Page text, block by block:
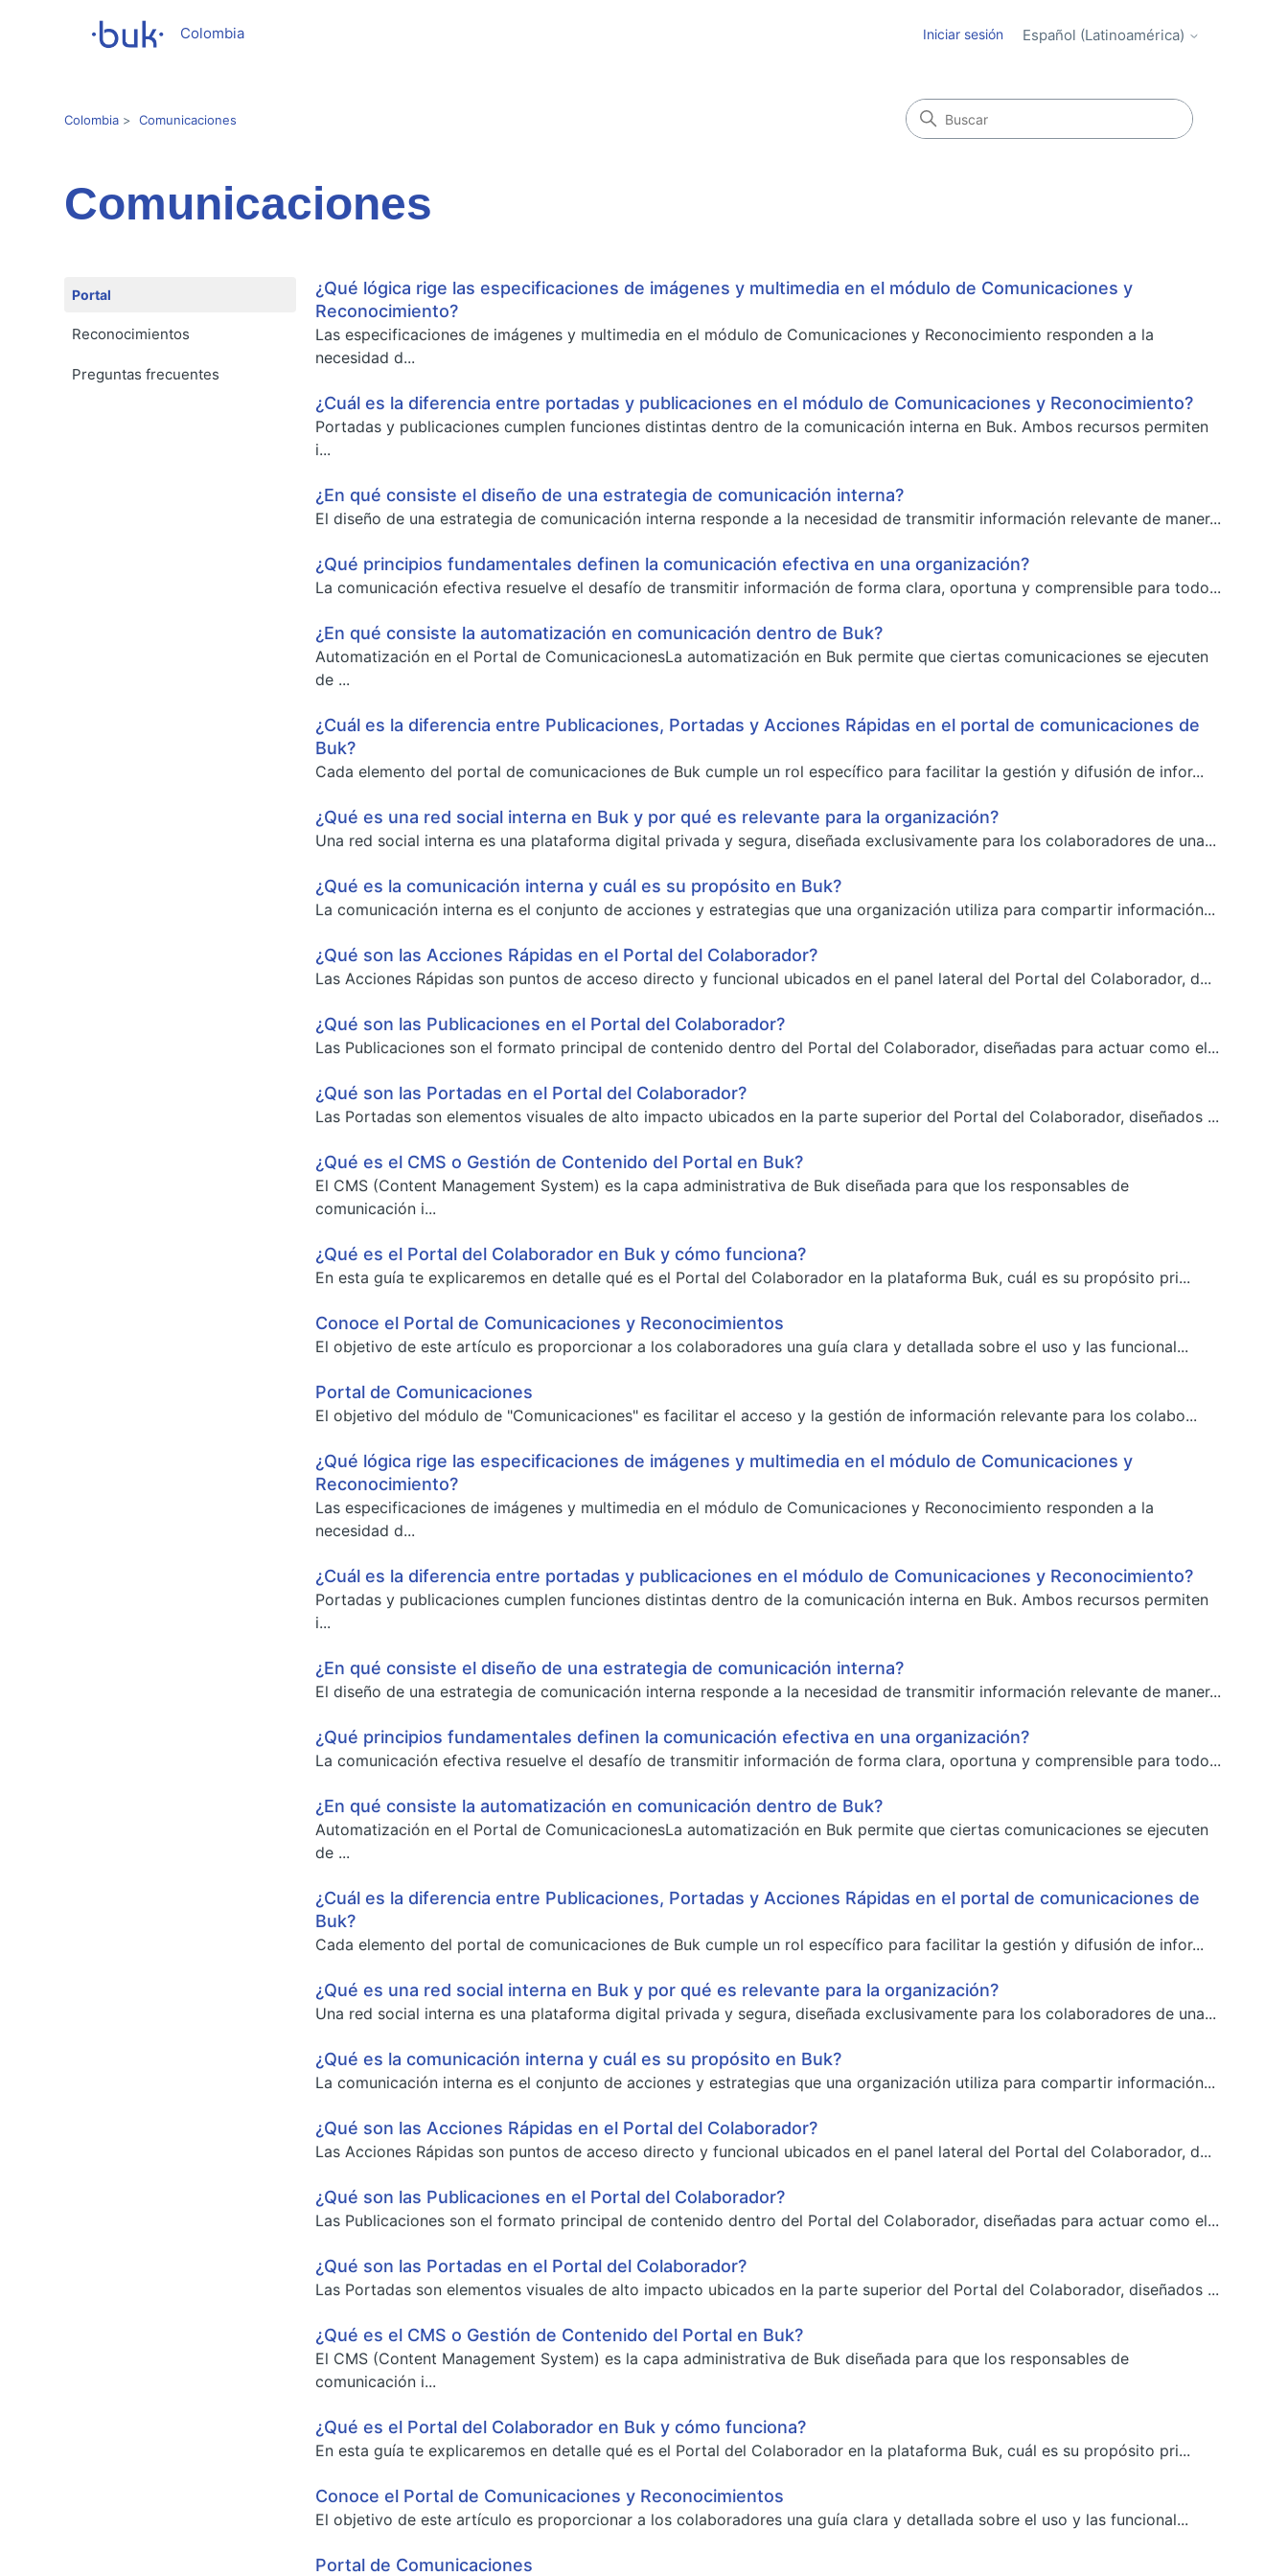
Colombia Iniciar sesión Español (Latinoamérica)
Colombia Comunicaciones
Comunicaciones
Portal
Reconocimientos
Preguntas frecuentes
¿Qué lógica rige las especificaciones de imágenes y multimedia en el módulo de Comunicaciones y
Reconocimiento?
Las especificaciones de imágenes y multimedia en el módulo de Comunicaciones y Reconocimiento responden a la
necesidad d...
¿Cuál es la diferencia entre portadas y publicaciones en el módulo de Comunicaciones y Reconocimiento?
Portadas y publicaciones cumplen funciones distintas dentro de la comunicación interna en Buk. Ambos recursos permiten
i...
¿En qué consiste el diseño de una estrategia de comunicación interna?
El diseño de una estrategia de comunicación interna responde a la necesidad de transmitir información relevante de maner...
¿Qué principios fundamentales definen la comunicación efectiva en una organización?
La comunicación efectiva resuelve el desafío de transmitir información de forma clara, oportuna y comprensible para todo...
¿En qué consiste la automatización en comunicación dentro de Buk?
Automatización en el Portal de ComunicacionesLa automatización en Buk permite que ciertas comunicaciones se ejecuten
de ...
¿Cuál es la diferencia entre Publicaciones, Portadas y Acciones Rápidas en el portal de comunicaciones de
Buk?
Cada elemento del portal de comunicaciones de Buk cumple un rol específico para facilitar la gestión y difusión de infor...
¿Qué es una red social interna en Buk y por qué es relevante para la organización?
Una red social interna es una plataforma digital privada y segura, diseñada exclusivamente para los colaboradores de una...
¿Qué es la comunicación interna y cuál es su propósito en Buk?
La comunicación interna es el conjunto de acciones y estrategias que una organización utiliza para compartir información...
¿Qué son las Acciones Rápidas en el Portal del Colaborador?
Las Acciones Rápidas son puntos de acceso directo y funcional ubicados en el panel lateral del Portal del Colaborador, d...
¿Qué son las Publicaciones en el Portal del Colaborador?
Las Publicaciones son el formato principal de contenido dentro del Portal del Colaborador, diseñadas para actuar como el...
¿Qué son las Portadas en el Portal del Colaborador?
Las Portadas son elementos visuales de alto impacto ubicados en la parte superior del Portal del Colaborador, diseñados ...
¿Qué es el CMS o Gestión de Contenido del Portal en Buk?
El CMS (Content Management System) es la capa administrativa de Buk diseñada para que los responsables de
comunicación i...
¿Qué es el Portal del Colaborador en Buk y cómo funciona?
En esta guía te explicaremos en detalle qué es el Portal del Colaborador en la plataforma Buk, cuál es su propósito pri...
Conoce el Portal de Comunicaciones y Reconocimientos
El objetivo de este artículo es proporcionar a los colaboradores una guía clara y detallada sobre el uso y las funcional...
Portal de Comunicaciones
El objetivo del módulo de "Comunicaciones" es facilitar el acceso y la gestión de información relevante para los colabo...
¿Qué lógica rige las especificaciones de imágenes y multimedia en el módulo de Comunicaciones y
Reconocimiento?
Las especificaciones de imágenes y multimedia en el módulo de Comunicaciones y Reconocimiento responden a la
necesidad d...
¿Cuál es la diferencia entre portadas y publicaciones en el módulo de Comunicaciones y Reconocimiento?
Portadas y publicaciones cumplen funciones distintas dentro de la comunicación interna en Buk. Ambos recursos permiten
i...
¿En qué consiste el diseño de una estrategia de comunicación interna?
El diseño de una estrategia de comunicación interna responde a la necesidad de transmitir información relevante de maner...
¿Qué principios fundamentales definen la comunicación efectiva en una organización?
La comunicación efectiva resuelve el desafío de transmitir información de forma clara, oportuna y comprensible para todo...
¿En qué consiste la automatización en comunicación dentro de Buk?
Automatización en el Portal de ComunicacionesLa automatización en Buk permite que ciertas comunicaciones se ejecuten
de ...
¿Cuál es la diferencia entre Publicaciones, Portadas y Acciones Rápidas en el portal de comunicaciones de
Buk?
Cada elemento del portal de comunicaciones de Buk cumple un rol específico para facilitar la gestión y difusión de infor...
¿Qué es una red social interna en Buk y por qué es relevante para la organización?
Una red social interna es una plataforma digital privada y segura, diseñada exclusivamente para los colaboradores de una...
¿Qué es la comunicación interna y cuál es su propósito en Buk?
La comunicación interna es el conjunto de acciones y estrategias que una organización utiliza para compartir información...
¿Qué son las Acciones Rápidas en el Portal del Colaborador?
Las Acciones Rápidas son puntos de acceso directo y funcional ubicados en el panel lateral del Portal del Colaborador, d...
¿Qué son las Publicaciones en el Portal del Colaborador?
Las Publicaciones son el formato principal de contenido dentro del Portal del Colaborador, diseñadas para actuar como el...
¿Qué son las Portadas en el Portal del Colaborador?
Las Portadas son elementos visuales de alto impacto ubicados en la parte superior del Portal del Colaborador, diseñados ...
¿Qué es el CMS o Gestión de Contenido del Portal en Buk?
El CMS (Content Management System) es la capa administrativa de Buk diseñada para que los responsables de
comunicación i...
¿Qué es el Portal del Colaborador en Buk y cómo funciona?
En esta guía te explicaremos en detalle qué es el Portal del Colaborador en la plataforma Buk, cuál es su propósito pri...
Conoce el Portal de Comunicaciones y Reconocimientos
El objetivo de este artículo es proporcionar a los colaboradores una guía clara y detallada sobre el uso y las funcional...
Portal de Comunicaciones